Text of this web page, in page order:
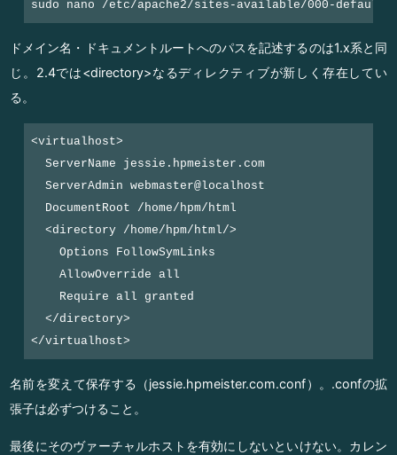
sudo nano /etc/apache2/sites-available/000-
ドメイン名・ドキュメントルートへのパスを記述するのは1.x系と同
じ。2.4では<directory>なるディレクティブが新しく存在してい
る。
<virtualhost>
  ServerName jessie.hpmeister.com
  ServerAdmin webmaster@localhost
  DocumentRoot /home/hpm/html
  <directory /home/hpm/html/>
    Options FollowSymLinks
    AllowOverride all
    Require all granted
  </directory>
名前を変えて保存する（jessie.hpmeister.com.conf）。.confの拡
張子は必ずつけること。
最後にそのヴァーチャルホストを有効にしないといけない。カレン